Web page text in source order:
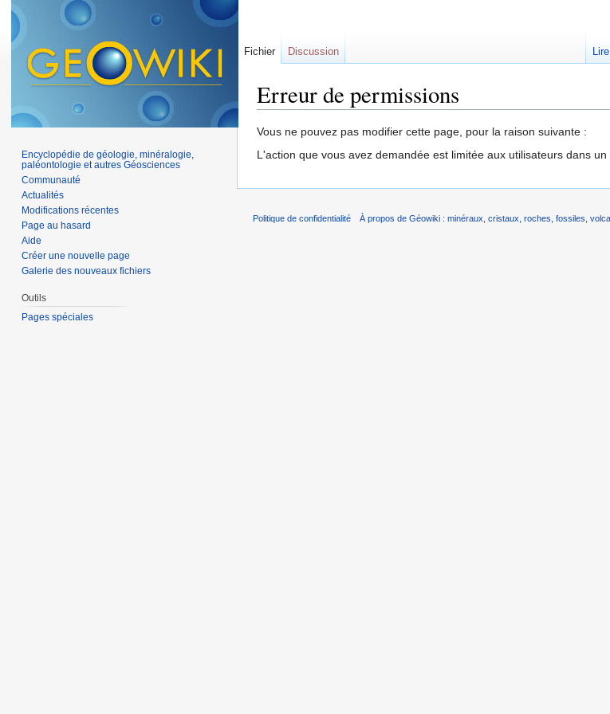
Erreur de permissions
Vous ne pouvez pas modifier cette page, pour la raison suivante :
L'action que vous avez demandée est limitée aux utilisateurs dans
Fichier Discussion Lire
Encyclopédie de géologie, minéralogie,
paléontologie et autres Géosciences
Communauté
Actualités
Modifications récentes
Page au hasard
Aide
Créer une nouvelle page
Galerie des nouveaux fichiers
Outils
Pages spéciales
Politique de confidentialité À propos de Géowiki : minéraux, cristaux, roches, fossiles,